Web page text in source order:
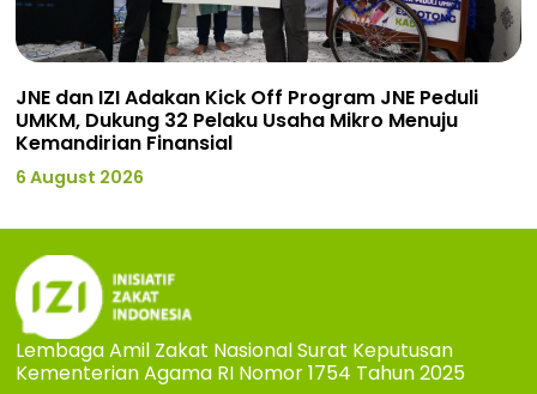
JNE dan IZI Adakan Kick Off Program JNE Peduli
UMKM, Dukung 32 Pelaku Usaha Mikro Menuju
Kemandirian Finansial
6 August 2026
Lembaga Amil Zakat Nasional Surat Keputusan
Kementerian Agama RI Nomor 1754 Tahun 2025